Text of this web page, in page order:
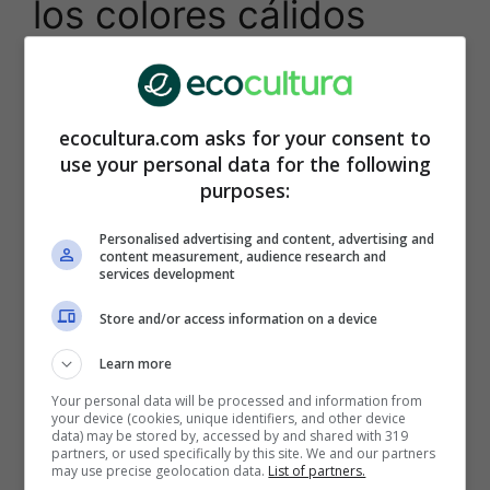
los colores cálidos
Este vínculo en apariencia arbitrario fue
confirmado por unainvestigación desarrollada
Universidad de Washington
, a partir de la
cual se descubrió que los
mosquitos hembra
del género
Aedes aegypti(transmisor del
dengue y la fiebre amarilla)
colores sobre otros, como el rojo y el naranja,
es decir, colores cálidos, aunque también el
ecocultura.com asks for your consent to
use your personal data for the following
purposes:
Personalised advertising and content, advertising and
content measurement, audience research and
services development
Store and/or access information on a device
Learn more
Your personal data will be processed and information from
your device (cookies, unique identifiers, and other device
data) may be stored by, accessed by and shared with 319
partners, or used specifically by this site. We and our partners
may use precise geolocation data. List of partners.